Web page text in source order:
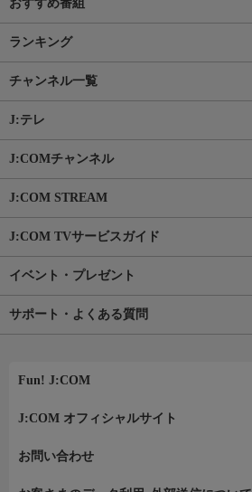
おすすめ番組
ランキング
チャンネル一覧
J:テレ
J:COMチャンネル
J:COM STREAM
J:COM TVサービスガイド
イベント・プレゼント
サポート・よくある質問
Fun! J:COM
J:COM オフィシャルサイト
お問い合わせ